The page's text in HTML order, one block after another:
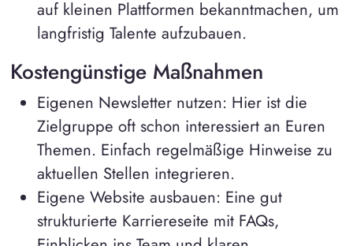
auf kleinen Plattformen bekanntmachen, um
langfristig Talente aufzubauen.
Kostengünstige Maßnahmen
Eigenen Newsletter nutzen: Hier ist die
Zielgruppe oft schon interessiert an Euren
Themen. Einfach regelmäßige Hinweise zu
aktuellen Stellen integrieren.
Eigene Website ausbauen: Eine gut
strukturierte Karriereseite mit FAQs,